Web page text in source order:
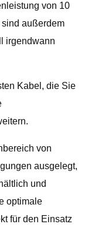
von 10
außerdem
irgendwann
Kabel, die Sie
von
ausgelegt,
und
optimale
für den Einsatz